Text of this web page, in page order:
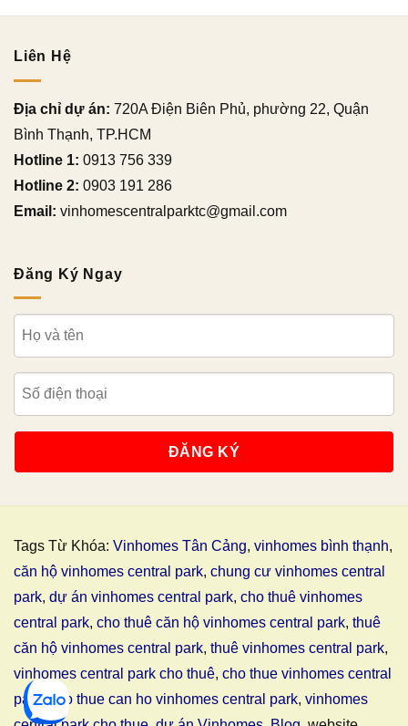
Liên Hệ
Địa chỉ dự án: 720A Điện Biên Phủ, phường 22, Quận
Bình Thạnh, TP.HCM
Hotline 1: 0913 756 339
Hotline 2: 0903 191 286
Email: vinhomescentralparktc@gmail.com
Đăng Ký Ngay
Tags Từ Khóa: Vinhomes Tân Cảng, vinhomes bình thạnh,
căn hộ vinhomes central park, chung cư vinhomes central
park, dự án vinhomes central park, cho thuê vinhomes
central park, cho thuê căn hộ vinhomes central park, thuê
căn hộ vinhomes central park, thuê vinhomes central park,
vinhomes central park cho thuê, cho thue vinhomes central
park,cho thue can ho vinhomes central park, vinhomes